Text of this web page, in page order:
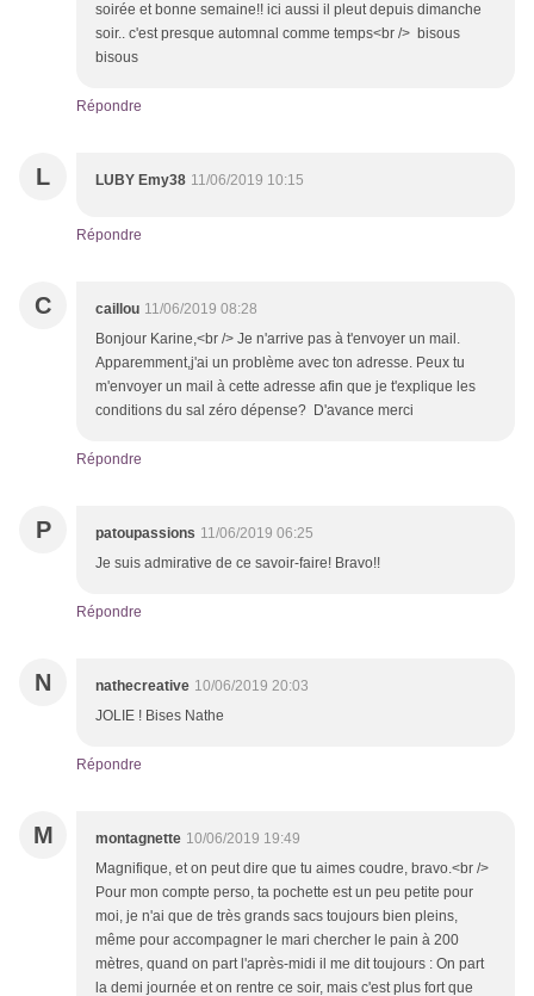
soirée et bonne semaine!! ici aussi il pleut depuis dimanche
soir.. c'est presque automnal comme temps<br /> bisous
bisous
Répondre
L LUBY Emy38 11/06/2019 10:15
Répondre
C caillou 11/06/2019 08:28
Bonjour Karine,<br /> Je n'arrive pas à t'envoyer un mail.
Apparemment,j'ai un problème avec ton adresse. Peux tu
m'envoyer un mail à cette adresse afin que je t'explique les
conditions du sal zéro dépense? D'avance merci
Répondre
P patoupassions 11/06/2019 06:25
Je suis admirative de ce savoir-faire! Bravo!!
Répondre
N nathecreative 10/06/2019 20:03
JOLIE ! Bises Nathe
Répondre
M montagnette 10/06/2019 19:49
Magnifique, et on peut dire que tu aimes coudre, bravo.<br />
Pour mon compte perso, ta pochette est un peu petite pour
moi, je n'ai que de très grands sacs toujours bien pleins,
même pour accompagner le mari chercher le pain à 200
mètres, quand on part l'après-midi il me dit toujours : On part
la demi journée et on rentre ce soir, mais c'est plus fort que